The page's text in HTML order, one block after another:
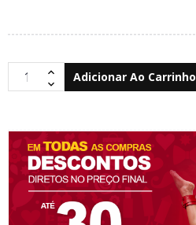
Adicionar Ao Carrinho